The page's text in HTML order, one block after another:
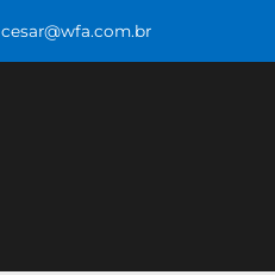
cesar@wfa.com.br